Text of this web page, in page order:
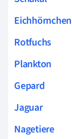
Eichhörnchen
Rotfuchs
Plankton
Gepard
Jaguar
Nagetiere